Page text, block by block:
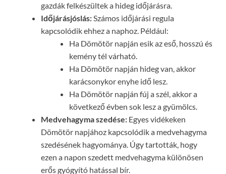
gazdák felkészültek a hideg időjárásra.
Időjárásjóslás:Számos időjárási regula
kapcsolódik ehhez a naphoz. Például:
Ha Dömötör napján esik az eső, hosszú és
kemény tél várható.
Ha Dömötör napján hideg van, akkor
karácsonykor enyhe idő lesz.
Ha Dömötör napján fúj a szél, akkor a
következő évben sok lesz a gyümölcs.
Medvehagyma szedése: Egyes vidékeken
Dömötör napjához kapcsolódik a medvehagyma
szedésének hagyománya. Úgy tartották, hogy
ezen a napon szedett medvehagyma különösen
erős gyógyító hatással bír.